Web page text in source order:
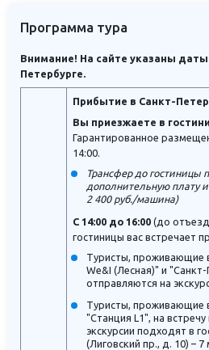
Программа тура
Внимание! На сайте указаны
Петербурге.
Прибытие в Санкт-
Вы приезжаете в
Гарантированное
14:00.
Трансфер до гостиницы
дополнительную плату
2 400 руб./машина)
С 14:00 до 16:00 (до
гостиницы вас встречает
Туристы, проживающие
We&I (Лесная)" и "Санкт-
отправляются на
Туристы, проживающие
"Станция L1", на
экскурсии подходят в
(Лиговский пр., д. 10) –